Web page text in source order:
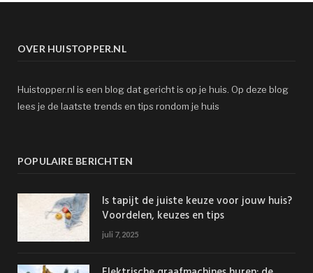
OVER HUISTOPPER.NL
Huistopper.nl is een blog dat gericht is op je huis. Op deze blog
lees je de laatste trends en tips rondom je huis
POPULAIRE BERICHTEN
Is tapijt de juiste keuze voor jouw huis?
Voordelen, keuzes en tips
juli 7, 2025